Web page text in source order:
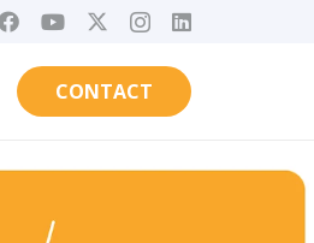
CONTACT